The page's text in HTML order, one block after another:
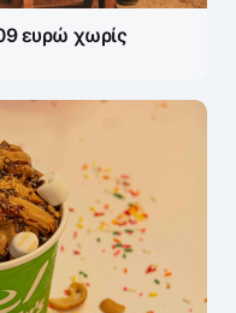
ευρώ χωρίς